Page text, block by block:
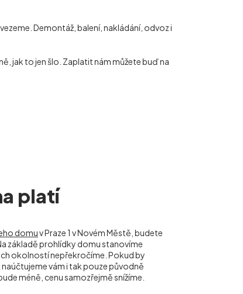
Demontáž, balení, nakládání, odvoz i
jak to jen šlo. Zaplatit nám můžete buď na
platí
domuv Praze 1 v Novém Městě, budete
základě prohlídky domu stanovíme
okolností nepřekročíme. Pokud by
vám i tak pouze původně
méně, cenu samozřejmě snížíme.